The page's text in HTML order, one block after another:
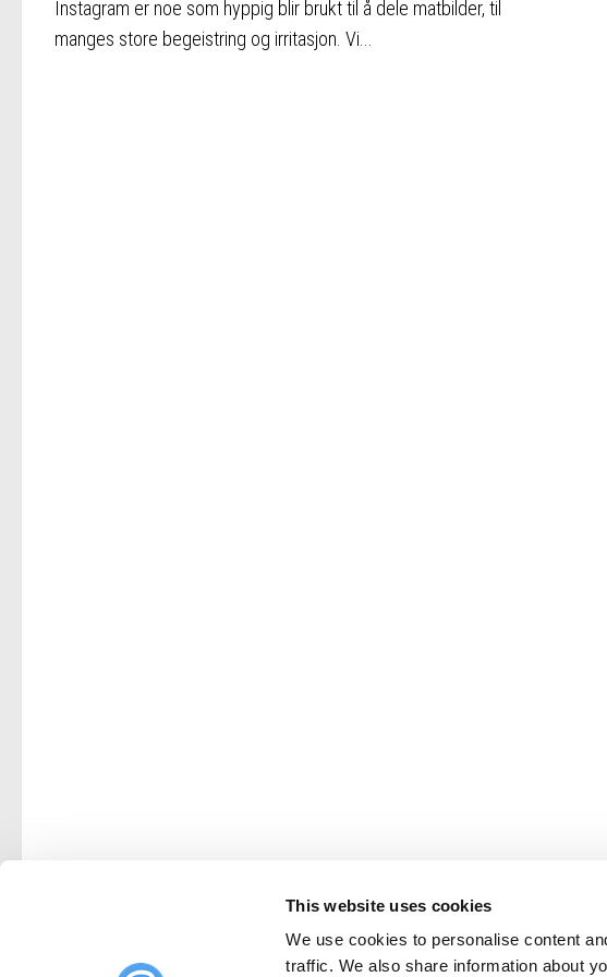
This website uses cookies
We use cookies to personalise content
traffic. We also share information about
Instagram er noe som hyppig blir brukt til å dele matbilder, til
manges store begeistring og irritasjon. Vi...